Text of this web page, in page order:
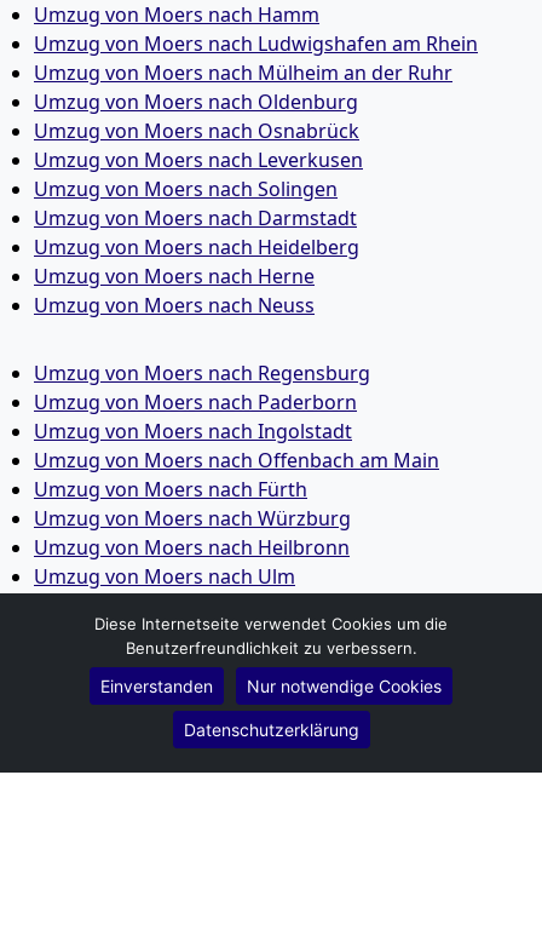
Umzug von Moers nach Hamm
Umzug von Moers nach Ludwigshafen am Rhein
Umzug von Moers nach Mülheim an der Ruhr
Umzug von Moers nach Oldenburg
Umzug von Moers nach Osnabrück
Umzug von Moers nach Leverkusen
Umzug von Moers nach Solingen
Umzug von Moers nach Darmstadt
Umzug von Moers nach Heidelberg
Umzug von Moers nach Herne
Umzug von Moers nach Neuss
Umzug von Moers nach Regensburg
Umzug von Moers nach Paderborn
Umzug von Moers nach Ingolstadt
Umzug von Moers nach Offenbach am Main
Umzug von Moers nach Fürth
Umzug von Moers nach Würzburg
Umzug von Moers nach Heilbronn
Umzug von Moers nach Ulm
Umzug von Moers nach Wolfsburg
Umzug von Moers nach Bottrop
Umzug von Moers nach Göttingen
Umzug von Moers nach Reutlingen
Umzug von Moers nach Bremer­haven
Umzug von Moers nach Koblenz
Diese Internetseite verwendet Cookies um die
Benutzerfreundlichkeit zu verbessern.
Einverstanden Nur notwendige Cookies
Datenschutzerklärung